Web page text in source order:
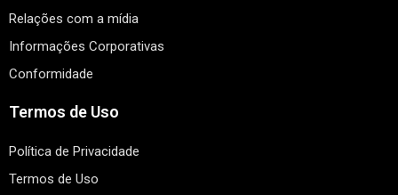
Relações com a mídia
Informações Corporativas
Conformidade
Termos de Uso
Política de Privacidade
Termos de Uso